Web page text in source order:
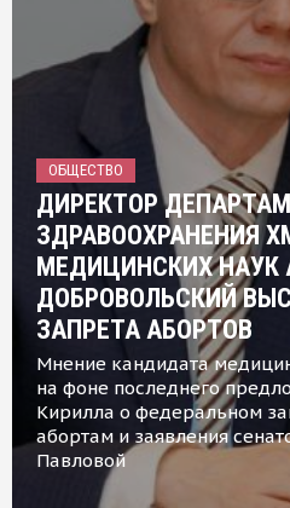
ОБЩЕСТВО
ДИРЕКТОР
ЗДРАВООХРАНЕНИЯ
МЕДИЦИНСКИХ НАУК
ДОБРОВОЛЬСКИЙ
ЗАПРЕТА АБОРТОВ
Мнение кандидата
на фоне последнего
Кирилла о федеральном
абортам и заявления
Павловой